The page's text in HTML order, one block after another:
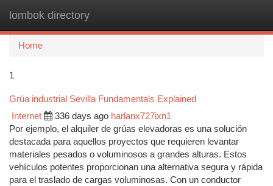
lombok directory
Home
1
Grúa industrial Sevilla Fundamentals Explained
Internet 336 days ago harlanx727ixn1
Por ejemplo, el alquiler de grúas elevadoras es una solución
destacada para aquellos proyectos que requieren levantar
materiales pesados o voluminosos a grandes alturas. Estos
vehículos potentes proporcionan una alternativa segura y rápida
para el traslado de cargas voluminosas. Con un conductor